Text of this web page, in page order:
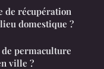
de récupération
domestique ?
permaculture
ville ?